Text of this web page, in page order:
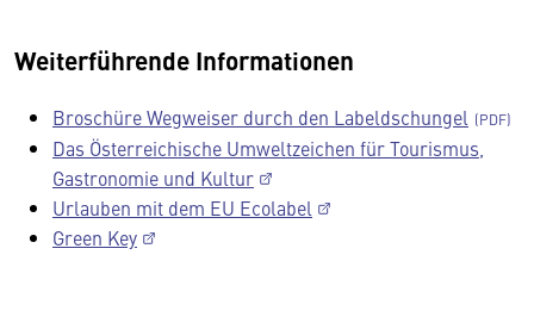
Weiterführende Informationen
Broschüre Wegweiser durch den Labeldschungel
Das Österreichische Umweltzeichen für Tourismus,
Gastronomie und Kultur
Urlauben mit dem EU Ecolabel
Green Key